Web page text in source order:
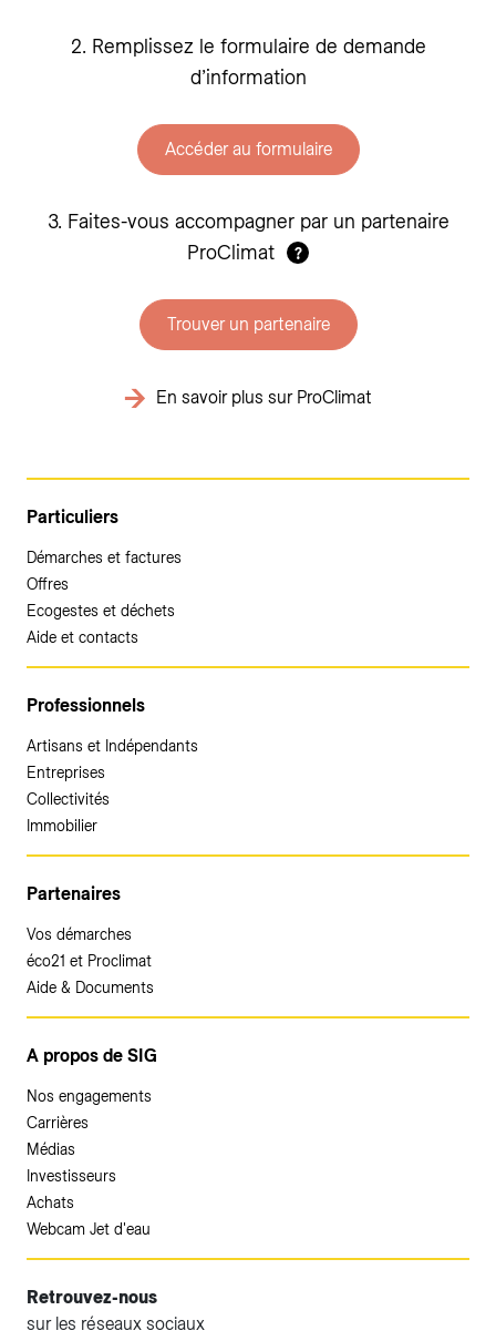
2. Remplissez le formulaire de demande
d’information
Accéder au formulaire
3. Faites-vous accompagner par un partenaire
ProClimat
?
Trouver un partenaire
En savoir plus sur ProClimat
Particuliers
Démarches et factures
Offres
Ecogestes et déchets
Aide et contacts
Professionnels
Artisans et Indépendants
Entreprises
Collectivités
Immobilier
Partenaires
Vos démarches
éco21 et Proclimat
Aide & Documents
A propos de SIG
Nos engagements
Carrières
Médias
Investisseurs
Achats
Webcam Jet d'eau
Retrouvez-nous
sur les réseaux sociaux
Accéder à votre espace client SIG.